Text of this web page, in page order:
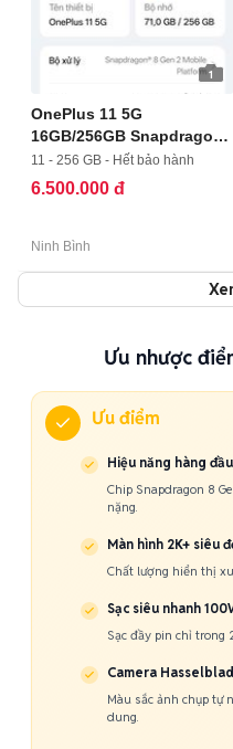
1
OnePlus 11 5G
16GB/256GB Snapdragon
8 Gen 2
11 - 256 GB - Hết bảo hành
6.500.000 đ
Ninh Bình
Ưu nhược
Ưu điểm
Hiệu năng hàng đầu
Chip Snapdragon 8
nặng.
Màn hình 2K+ siêu
Chất lượng hiển thị
Sạc siêu nhanh
Sạc đầy pin chỉ trong
Camera
Màu sắc ảnh chụp tự
dung.